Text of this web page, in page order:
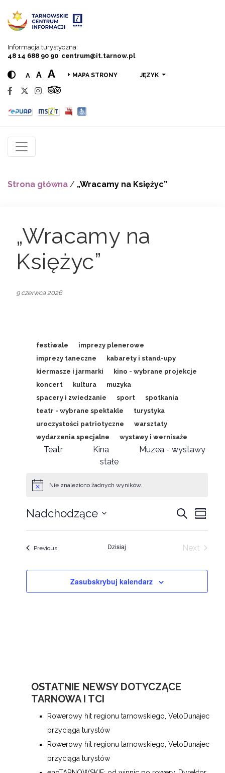
Informacja turystyczna:
48 14 688 90 90 centrum@it.tarnow.pl
A A A MAPA STRONY JĘZYK
Strona główna / „Wracamy na Księżyc”
„Wracamy na
Księżyc”
9 czerwca 2026
festiwale
imprezy plenerowe
imprezy taneczne
kabarety i stand-upy
kiermasze i jarmarki
kino - wybrane projekcje
koncert
kultura
muzyka
spacery i zwiedzanie
sport
spotkania
teatr - wybrane spektakle
turystyka
uroczystości patriotyczne
warsztaty
wydarzenia specjalne
wystawy i wernisaże
Teatr Kina
Muzea - wystawy
stałe
Nie znaleziono żadnych wyników.
po
i
Wyszukaj
Nadchodzące
PreviousWydarzenia Dzisiaj
Next
Zasubskrybuj kalendarz
OSTATNIE NEWSY DOTYCZĄCE
TARNOWA I TCI
Rowerowy hit regionu tarnowskiego, VeloDunajec
przyciąga turystów
Rowerowy hit regionu tarnowskiego, VeloDunajec
przyciąga turystów